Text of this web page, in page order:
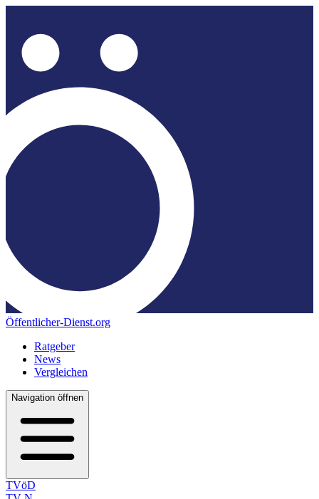
Öffentlicher-Dienst.org
Ratgeber
News
Vergleichen
Navigation öffnen
TVöD